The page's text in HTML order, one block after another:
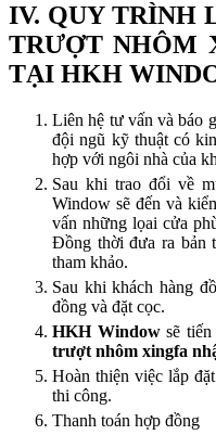
IV. QUY TRÌNH
TRƯỢT NHÔM
TẠI HKH
Liên hệ tư vấn và báo
đội ngũ kỹ thuật có
hợp với ngôi nhà của
Sau khi trao đổi về
Window sẽ đến và
vấn những lọai cửa
Đồng thời đưa ra bản
tham khảo.
Sau khi khách hàng
đồng và đặt cọc.
HKH Windowsẽ tiến
trượt nhôm xingfa
Hoàn thiện việc lắp
thi công.
Thanh toán hợp đồng